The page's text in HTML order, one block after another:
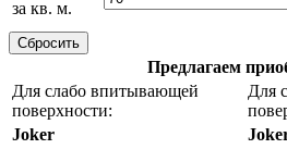
за кв. м.
Предлагаем
Для слабо впитывающей
поверхности:
Для
Joker